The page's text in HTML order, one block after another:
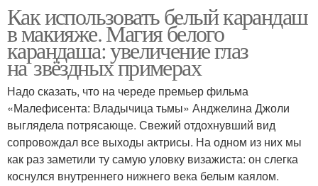
Как использовать белый карандаш
в макияже. Магия белого
карандаша: увеличение глаз
на звёздных примерах
Надо сказать, что на череде премьер фильма
«Малефисента: Владычица тьмы» Анджелина Джоли
выглядела потрясающе. Свежий отдохнувший вид
сопровождал все выходы актрисы. На одном из них мы
как раз заметили ту самую уловку визажиста: он слегка
коснулся внутреннего нижнего века белым каялом.